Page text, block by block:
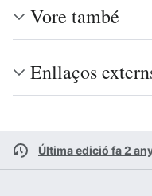
Vore també
Enllaços
Última edició fa 2